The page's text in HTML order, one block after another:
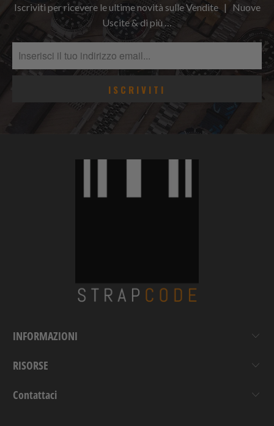
Iscriviti per ricevere le ultime novità sulle Vendite | Nuove
Uscite & di più …
INFORMAZIONI
RISORSE
Contattaci